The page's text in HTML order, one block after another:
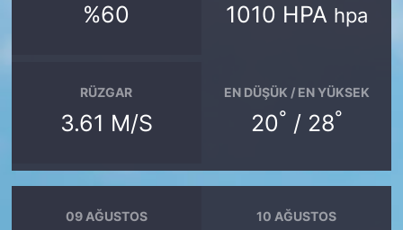
%60 1010 HPA hpa
RÜZGAR
3.61 M/S
EN DÜŞÜK / EN YÜKSEK
20° / 28°
09 AĞUSTOS 10 AĞUSTOS